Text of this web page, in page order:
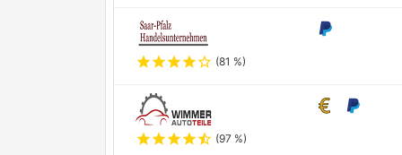
starstarstarstarstar_outline (81 %)
starstarstarstarstar_half (97 %)